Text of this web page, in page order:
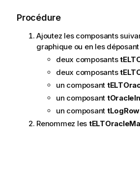
Procédure
Ajoutez les composants
graphique ou en les
deux composants
deux composants
un composant
un composant
un composant tLogRow
Renommez les